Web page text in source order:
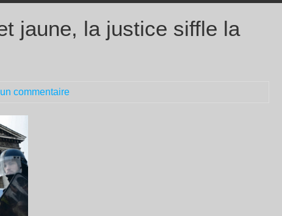
jaune, la justice siffle la
commentaire